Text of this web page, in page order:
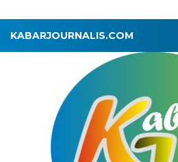
KABARJOURNALIS.COM